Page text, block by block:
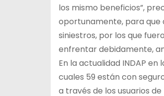
los mismo beneficios”,
oportunamente, para que
siniestros, por los que
enfrentar debidamente,
En la actualidad INDAP
cuales 59 están con
a través de los usuarios